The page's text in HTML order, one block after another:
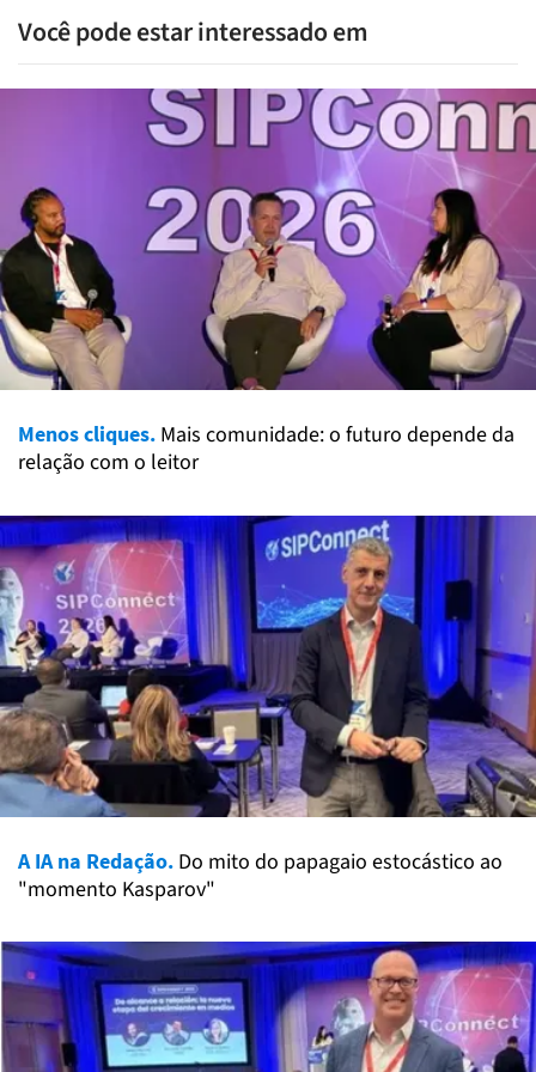
Você pode estar interessado em
Menos cliques. Mais comunidade: o futuro depende da
relação com o leitor
A IA na Redação. Do mito do papagaio estocástico ao
"momento Kasparov"